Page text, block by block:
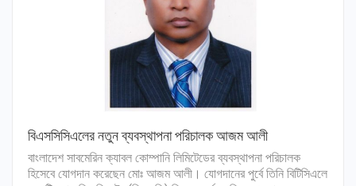
বিএসসিসিএলের নতুন ব্যবস্থাপনা পরিচালক আজম আলী
বাংলাদেশ সাবমেরিন ক্যাবল কোম্পানি লিমিটেডের ব্যবস্থাপনা পরিচালক
হিসেবে যোগদান করেছেন মোঃ আজম আলী। যোগদানের পুর্বে তিনি বিটিসিএলে